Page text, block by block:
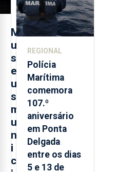
M
u
s
e
u
s
m
u
n
i
c
REGIONAL
Polícia
Marítima
comemora
107.º
aniversário
em Ponta
Delgada
entre os dias
5 e 13 de